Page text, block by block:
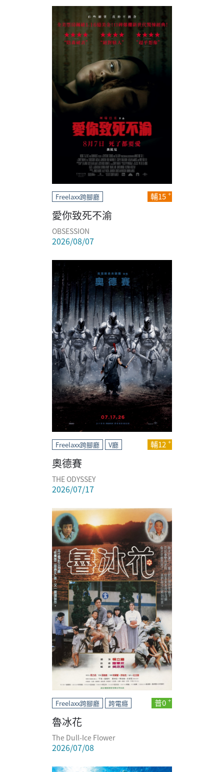
Freelaxx跨腳廳 輔15
愛你致死不渝
OBSESSION
2026/08/07
Freelaxx跨腳廳 V廳 輔12
奧德賽
THE ODYSSEY
2026/07/17
Freelaxx跨腳廳 跨電癮 普0
魯冰花
The Dull-Ice Flower
2026/07/08